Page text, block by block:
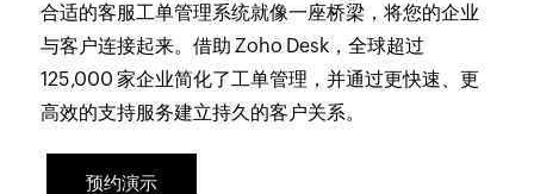
合适的客服工单管理系统就像一座桥梁，将您的企业
与客户连接起来。借助 Zoho Desk，全球超过
125,000 家企业简化了工单管理，并通过更快速、更
高效的支持服务建立持久的客户关系。
预约演示